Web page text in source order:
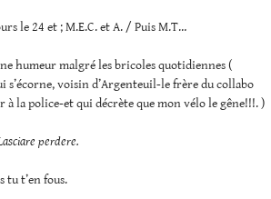
le 24 et ; M.E.C. et A. / Puis M.T…
humeur malgré les bricoles quotidiennes (
s’écorne, voisin d’Argenteuil-le frère du collabo
à la police-et qui décrète que mon vélo le gêne!!!. )
perdere.
tu t’en fous.